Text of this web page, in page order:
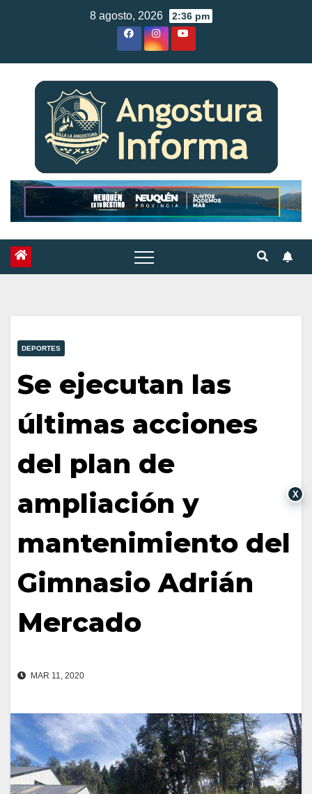
8 agosto, 2026 2:36 pm
DEPORTES
Se ejecutan las
últimas acciones
del plan de
ampliación y
mantenimiento del
Gimnasio Adrián
Mercado
MAR 11, 2020
X